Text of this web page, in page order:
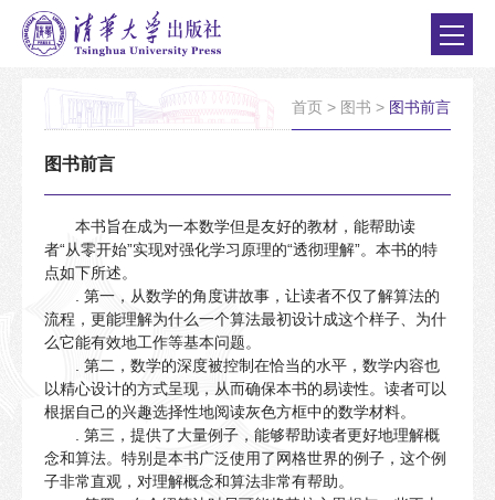
首页 > 图书 > 图书前言
图书前言
本书旨在成为一本数学但是友好的教材，能帮助读
者“从零开始”实现对强化学习原理的“透彻理解”。本书的特
点如下所述。
. 第一，从数学的角度讲故事，让读者不仅了解算法的
流程，更能理解为什么一个算法最初设计成这个样子、为什
么它能有效地工作等基本问题。
. 第二，数学的深度被控制在恰当的水平，数学内容也
以精心设计的方式呈现，从而确保本书的易读性。读者可以
根据自己的兴趣选择性地阅读灰色方框中的数学材料。
. 第三，提供了大量例子，能够帮助读者更好地理解概
念和算法。特别是本书广泛使用了网格世界的例子，这个例
子非常直观，对理解概念和算法非常有帮助。